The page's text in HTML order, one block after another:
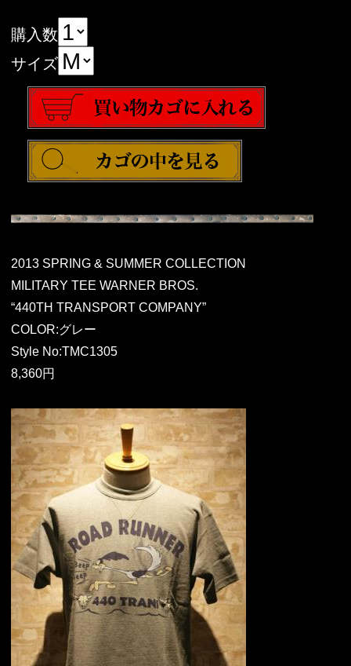
購入数
サイズ
2013 SPRING & SUMMER COLLECTION
MILITARY TEE WARNER BROS.
“440TH TRANSPORT COMPANY”
COLOR:グレー
Style No:TMC1305
8,360円